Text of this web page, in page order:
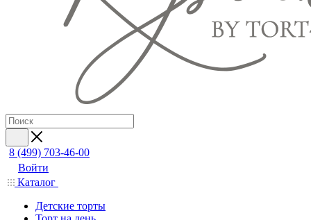
8 (499) 703-46-00
Войти
Каталог
Детские торты